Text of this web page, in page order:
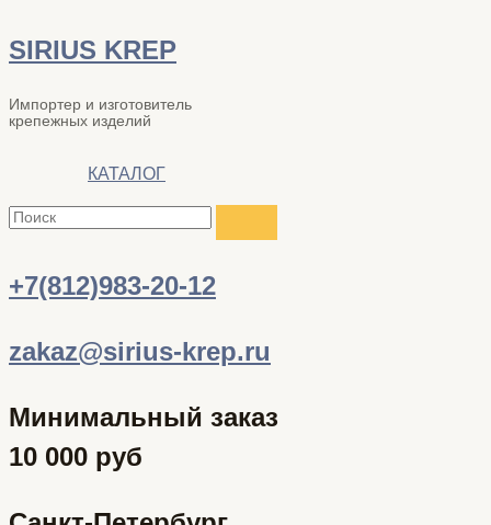
SIRIUS KREP
Импортер и изготовитель
крепежных изделий
КАТАЛОГ
+7(812)983-20-12
zakaz@sirius-krep.ru
Минимальный заказ
10 000 руб